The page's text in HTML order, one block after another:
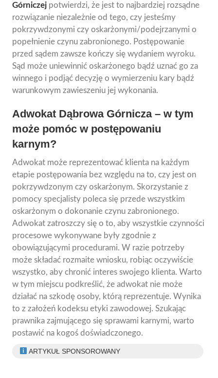
Górniczej potwierdzi, że jest to najbardziej rozsądne
rozwiązanie niezależnie od tego, czy jesteśmy
pokrzywdzonymi czy oskarżonymi/podejrzanymi o
popełnienie czynu zabronionego. Postępowanie
przed sądem zawsze kończy się wydaniem wyroku.
Sąd może uniewinnić oskarżonego bądź uznać go za
winnego i podjąć decyzję o wymierzeniu kary bądź
warunkowym zawieszeniu jej wykonania.
Adwokat Dąbrowa Górnicza – w tym
może pomóc w postępowaniu
karnym?
Adwokat może reprezentować klienta na każdym
etapie postępowania bez względu na to, czy jest on
pokrzywdzonym czy oskarżonym. Skorzystanie z
pomocy specjalisty poleca się przede wszystkim
oskarżonym o dokonanie czynu zabronionego.
Adwokat zatroszczy się o to, aby wszystkie czynności
procesowe wykonywane były zgodnie z
obowiązującymi procedurami. W razie potrzeby
może składać rozmaite wniosku, robiąc oczywiście
wszystko, aby chronić interes swojego klienta. Warto
w tym miejscu podkreślić, że adwokat nie może
działać na szkodę osoby, którą reprezentuje. Wynika
to z założeń kodeksu etyki zawodowej. Szukając
prawnika zajmującego się sprawami karnymi, warto
postawić na kogoś doświadczonego.
ARTYKUŁ SPONSOROWANY